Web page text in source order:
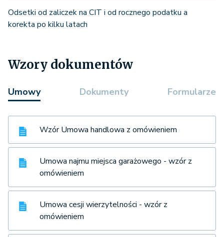
Odsetki od zaliczek na CIT i od rocznego podatku a
korekta po kilku latach
Wzory dokumentów
Umowy Dokumenty Formularze
Wzór Umowa handlowa z omówieniem
Umowa najmu miejsca garażowego - wzór z
omówieniem
Umowa cesji wierzytelności - wzór z
omówieniem